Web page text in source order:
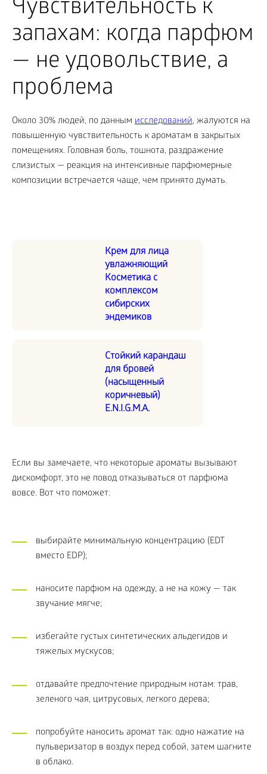
Чувствительность к
запахам: когда парфюм
— не удовольствие, а
проблема
Около 30% людей, по данным исследований, жалуются на
повышенную чувствительность к ароматам в закрытых
помещениях. Головная боль, тошнота, раздражение
слизистых — реакция на интенсивные парфюмерные
композиции встречается чаще, чем принято думать.
Крем для лица
увлажняющий
Косметика с
комплексом
сибирских
эндемиков
Стойкий карандаш
для бровей
(насыщенный
коричневый)
E.N.I.G.M.A.
Если вы замечаете, что некоторые ароматы вызывают
дискомфорт, это не повод отказываться от парфюма
вовсе. Вот что поможет:
выбирайте минимальную концентрацию (EDT
вместо EDP);
наносите парфюм на одежду, а не на кожу — так
звучание мягче;
избегайте густых синтетических альдегидов и
тяжелых мускусов;
отдавайте предпочтение природным нотам: трав,
зеленого чая, цитрусовых, легкого дерева;
попробуйте наносить аромат так: одно нажатие на
пульверизатор в воздух перед собой, затем шагните
в облако.